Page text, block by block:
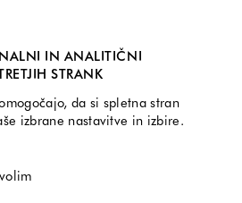
Kratke hlače iz bombažne mešanice
39,00 €
65,00 €
Barve na voljo
IN ANALITIČNI
STRANK
da si spletna stran
izbrane nastavitve in izbire.